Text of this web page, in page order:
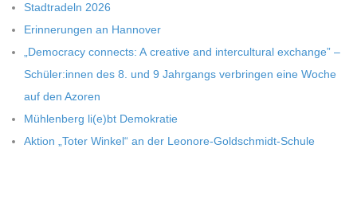
Stadt­ra­deln 2026
Erin­ne­run­gen an Hannover
„Demo­cracy con­nects: A crea­tive and inter­cul­tu­ral exch­ange” –
Schüler:innen des 8. und 9 Jahr­gangs ver­brin­gen eine Woche
auf den Azoren
Müh­len­berg li(e)bt Demokratie
Aktion „Toter Win­kel“ an der Leonore-Goldschmidt-Schule